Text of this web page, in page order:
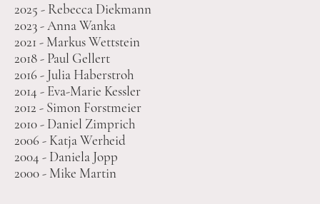
2025 - Rebecca Diekmann
2023 - Anna Wanka
2021 - Markus Wettstein
2018 - Paul Gellert
2016 - Julia Haberstroh
2014 - Eva-Marie Kessler
2012 - Simon Forstmeier
2010 - Daniel Zimprich
2006 - Katja Werheid
2004 - Daniela Jopp
2000 - Mike Martin